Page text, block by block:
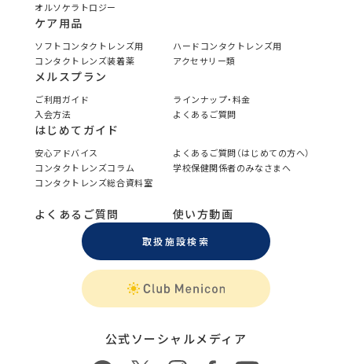
オルソケラトロジー
ケア用品
ソフトコンタクトレンズ用
ハードコンタクトレンズ用
コンタクトレンズ装着薬
アクセサリー類
メルスプラン
ご利用ガイド
ラインナップ・料金
入会方法
よくあるご質問
はじめてガイド
安心アドバイス
よくあるご質問（はじめての方へ）
コンタクトレンズコラム
学校保健関係者のみなさまへ
コンタクトレンズ総合資料室
よくあるご質問 使い方動画
取扱施設検索
公式ソーシャルメディア